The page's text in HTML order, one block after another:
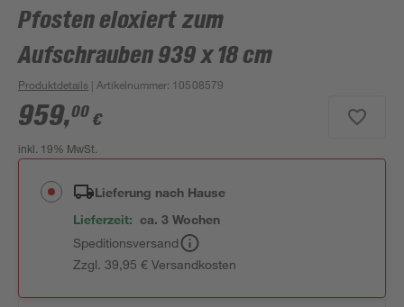
Pfosten eloxiert zum
Aufschrauben 939 x 18 cm
Produktdetails | Artikelnummer: 10508579
959,00 €
inkl. 19% MwSt.
Lieferung nach Hause
Lieferzeit: ca. 3 Wochen
Speditionsversand
Zzgl. 39,95 € Versandkosten